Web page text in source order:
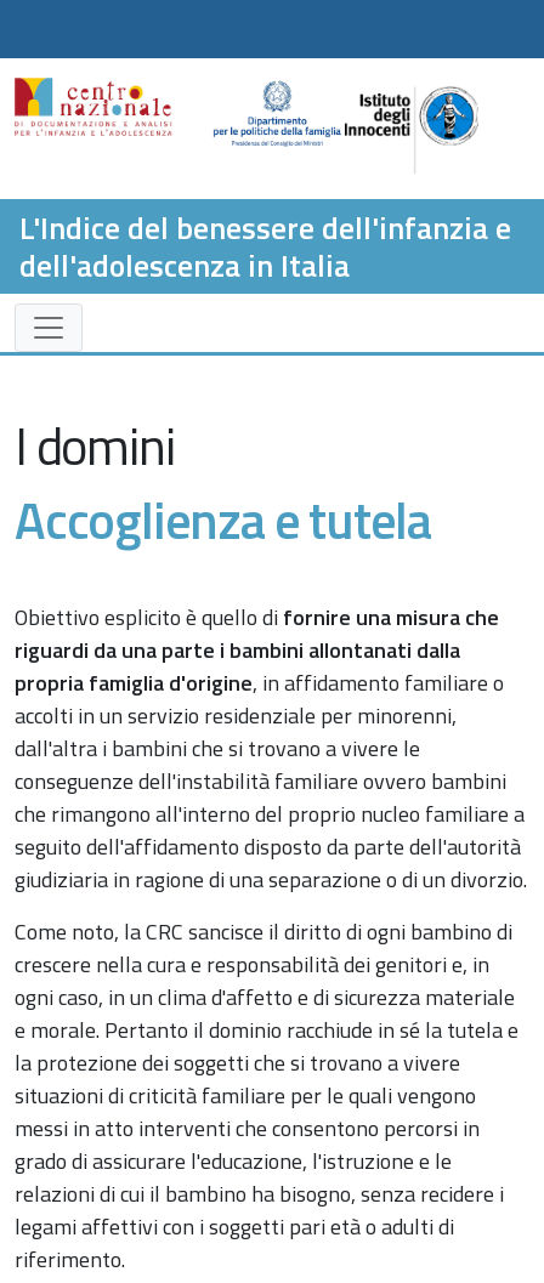
L'Indice del benessere dell'infanzia e
dell'adolescenza in Italia
I domini
Accoglienza e tutela
Obiettivo esplicito è quello difornire una misura che
riguardi da una parte i bambini allontanati dalla
propria famiglia d'origine, in affidamento familiare o
accolti in un servizio residenziale per minorenni,
dall'altra i bambini che si trovano a vivere le
conseguenze dell'instabilità familiare ovvero bambini
che rimangono all'interno del proprio nucleo familiare a
seguito dell'affidamento disposto da parte dell'autorità
giudiziaria in ragione di una separazione o di un divorzio.
Come noto, la CRC sancisce il diritto di ogni bambino di
crescere nella cura e responsabilità dei genitori e, in
ogni caso, in un clima d'affetto e di sicurezza materiale
e morale. Pertanto il dominio racchiude in sé la tutela e
la protezione dei soggetti che si trovano a vivere
situazioni di criticità familiare per le quali vengono
messi in atto interventi che consentono percorsi in
grado di assicurare l'educazione, l'istruzione e le
relazioni di cui il bambino ha bisogno, senza recidere i
legami affettivi con i soggetti pari età o adulti di
riferimento.